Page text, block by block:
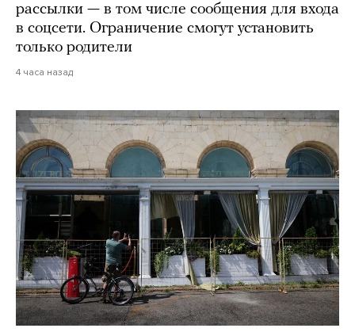
рассылки — в том числе сообщения для входа
в соцсети. Ограничение смогут установить
только родители
4 часа назад